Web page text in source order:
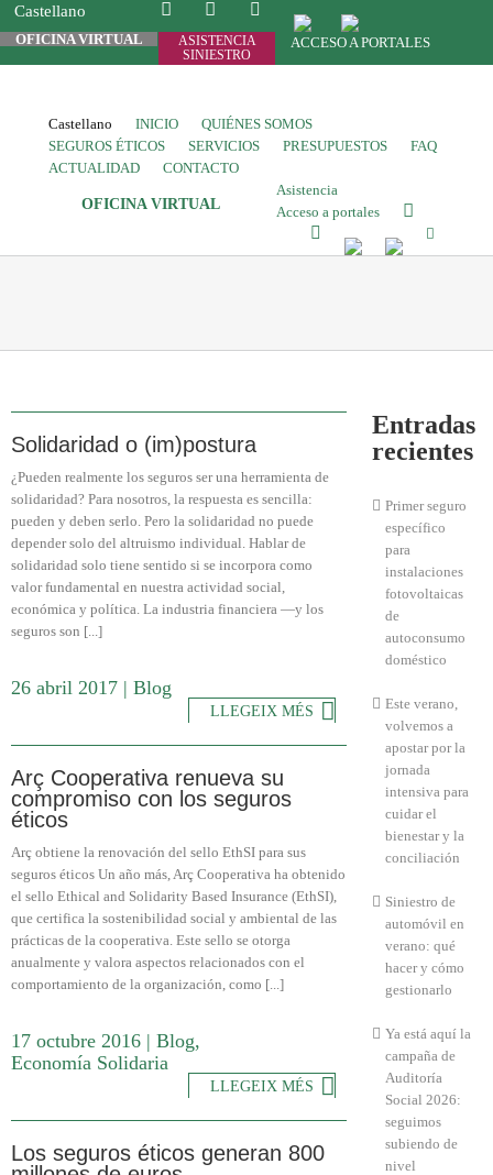
Castellano
OFICINA VIRTUAL
ASISTENCIA
SINIESTRO
ACCESO A PORTALES
Castellano INICIO
QUIÉNES SOMOS
SEGUROS ÉTICOS
SERVICIOS PRESUPUESTOS
FAQ
ACTUALIDAD
CONTACTO
OFICINA VIRTUAL
Asistencia
Acceso a portales
Solidaridad o (im)postura
¿Pueden realmente los seguros ser una herramienta de
solidaridad? Para nosotros, la respuesta es sencilla:
pueden y deben serlo. Pero la solidaridad no puede
depender solo del altruismo individual. Hablar de
solidaridad solo tiene sentido si se incorpora como
valor fundamental en nuestra actividad social,
económica y política. La industria financiera —y los
seguros son [...]
26 abril 2017 | Blog
LLEGEIX MÉS
Arç Cooperativa renueva su
compromiso con los seguros
éticos
Arç obtiene la renovación del sello EthSI para sus
seguros éticos Un año más, Arç Cooperativa ha obtenido
el sello Ethical and Solidarity Based Insurance (EthSI),
que certifica la sostenibilidad social y ambiental de las
prácticas de la cooperativa. Este sello se otorga
anualmente y valora aspectos relacionados con el
comportamiento de la organización, como [...]
17 octubre 2016 | Blog,
Economía Solidaria
LLEGEIX MÉS
Los seguros éticos generan 800
Entradas
recientes
Primer seguro
específico
para
instalaciones
fotovoltaicas
de
autoconsumo
doméstico
Este verano,
volvemos a
apostar por la
jornada
intensiva para
cuidar el
bienestar y la
conciliación
Siniestro de
automóvil en
verano: qué
hacer y cómo
gestionarlo
Ya está aquí la
campaña de
Auditoría
Social 2026:
seguimos
subiendo de
nivel